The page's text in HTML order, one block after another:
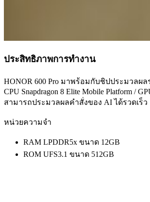
ประสิทธิภาพการทำงาน
HONOR 600 Pro มาพร้อมกับชิปประมวลผล
CPU Snapdragon 8 Elite Mobile Platform /
สามารถประมวลผลคำสั่งของ AI ได้รวดเร็ว
หน่วยความจำ
RAM LPDDR5x ขนาด 12GB
ROM UFS3.1 ขนาด 512GB